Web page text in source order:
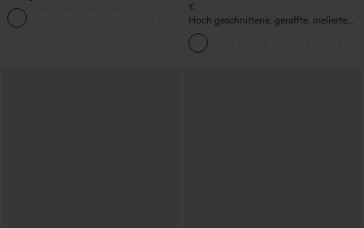
Bund, Reißverschluss und Seitentaschen
+7
€
Hoch geschnittene, geraffte, melierte
Yoga-Pedal-Pusher-Joggers mit
Taschen